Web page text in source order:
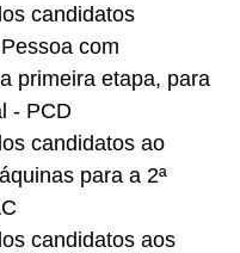
candidatos
com
primeira etapa, para
- PCD
candidatos ao
para a 2ª
candidatos aos